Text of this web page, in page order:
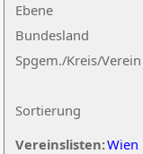
Ebene
Sortierung
Bundesland
Spgem./Kreis/Verein
Vereinslisten:Wien